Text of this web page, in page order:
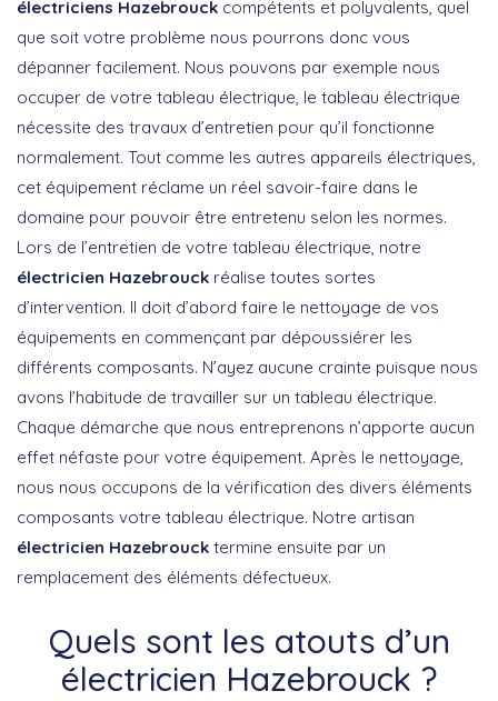
électriciens Hazebrouck compétents et polyvalents, quel
que soit votre problème nous pourrons donc vous
dépanner facilement. Nous pouvons par exemple nous
occuper de votre tableau électrique, le tableau électrique
nécessite des travaux d’entretien pour qu’il fonctionne
normalement. Tout comme les autres appareils électriques,
cet équipement réclame un réel savoir-faire dans le
domaine pour pouvoir être entretenu selon les normes.
Lors de l’entretien de votre tableau électrique, notre
électricien Hazebrouck réalise toutes sortes
d’intervention. Il doit d’abord faire le nettoyage de vos
équipements en commençant par dépoussiérer les
différents composants. N’ayez aucune crainte puisque nous
avons l’habitude de travailler sur un tableau électrique.
Chaque démarche que nous entreprenons n’apporte aucun
effet néfaste pour votre équipement. Après le nettoyage,
nous nous occupons de la vérification des divers éléments
composants votre tableau électrique. Notre artisan
électricien Hazebrouck termine ensuite par un
remplacement des éléments défectueux.
Quels sont les atouts d’un
électricien Hazebrouck ?